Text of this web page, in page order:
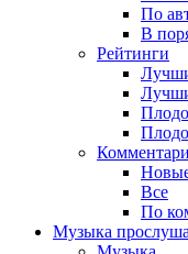
По
В
Рейтинги
Все
По
Музыка